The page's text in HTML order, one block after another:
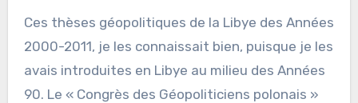
Ces thèses géopolitiques de la Libye des Années
2000-2011, je les connaissait bien, puisque je les
avais introduites en Libye au milieu des Années
90. Le « Congrès des Géopoliticiens polonais »